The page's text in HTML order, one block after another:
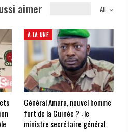
All
aimer
À LA UNE
Général Amara, nouvel homme
fort de la Guinée ? : le
ministre secrétaire général